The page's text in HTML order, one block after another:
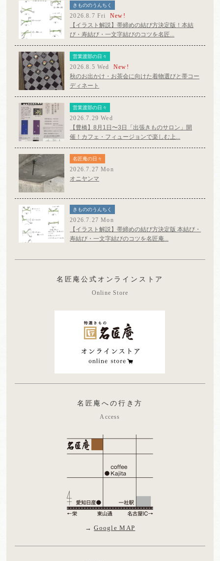
きもののうんちく
2026.8.7 Fri New!
【イラスト解説】帯締めの結び方決定版！本結
び・寿結び・一文字結びのコツを名匠...
営業渡部の日々
2026.8.5 Wed New!
秋のお出かけ・お茶会に向けた着物選びと帯コー
ディネート
営業渡部の日々
2026.7.29 Wed
【豊橋】8月1日〜3日「出張きものサロン」開
催！カフェ・フィュージョンで楽しむ上...
名匠庵の日々
2026.7.27 Mon
オニヤンマ
きもののうんちく
2026.7.27 Mon
【イラスト解説】帯締めの結び方決定版 本結び・
寿結び・一文字結びのコツを名匠庵...
名匠庵公式オンラインストア
Online Store
名匠庵への行き方
Access
→Google MAP